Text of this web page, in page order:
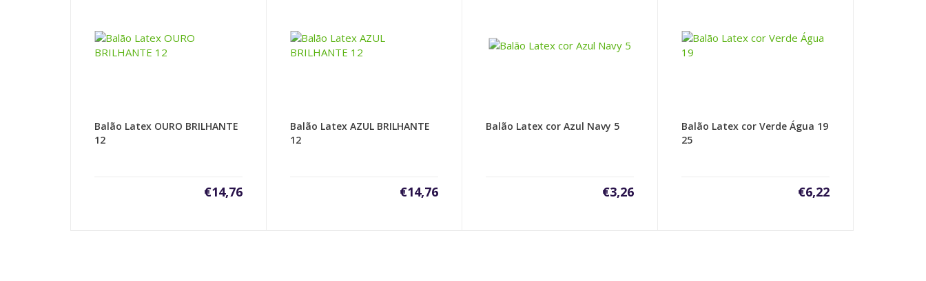
Balão Latex OURO BRILHANTE
12
€14,76
Balão Latex AZUL BRILHANTE
12
€14,76
Balão Latex cor Azul Navy 5
€3,26
Balão Latex cor Verde Água 19
25
€6,22